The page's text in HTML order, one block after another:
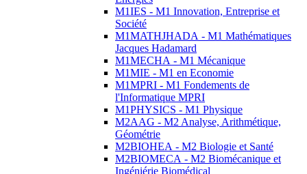
M1IES - M1 Innovation, Entreprise et
Société
M1MATHJHADA - M1 Mathématiques
Jacques Hadamard
M1MECHA - M1 Mécanique
M1MIE - M1 en Economie
M1MPRI - M1 Fondements de
l'Informatique MPRI
M1PHYSICS - M1 Physique
M2AAG - M2 Analyse, Arithmétique,
Géométrie
M2BIOHEA - M2 Biologie et Santé
M2BIOMECA - M2 Biomécanique et
Ingéniérie Biomédical